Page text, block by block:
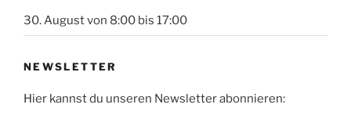
30. August von 8:00 bis 17:00
NEWSLETTER
Hier kannst du unseren Newsletter abonnieren: